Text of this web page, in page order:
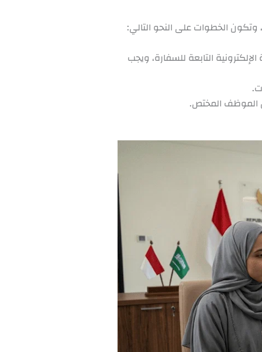
الخطوات على النحو التالي:
التابعة للسفارة، ويجب
الموظف المختص.